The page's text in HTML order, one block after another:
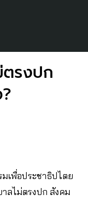
ตรงปก
เพื่อประชาธิปไตย
ลไม่ตรงปก สังคม